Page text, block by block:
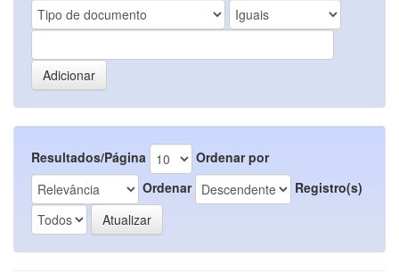
Resultados/Página
Ordenar por
Ordenar
Registro(s)